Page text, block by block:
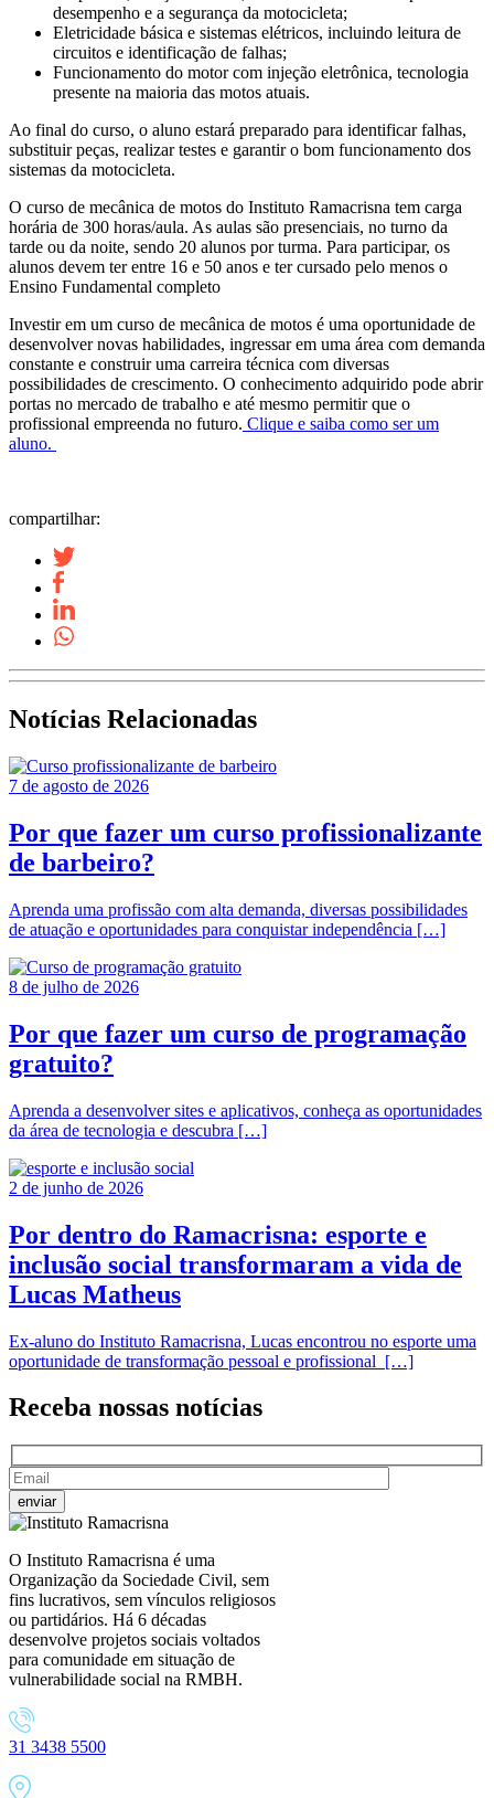
desempenho e a segurança da motocicleta;
Eletricidade básica e sistemas elétricos, incluindo leitura de
circuitos e identificação de falhas;
Funcionamento do motor com injeção eletrônica, tecnologia
presente na maioria das motos atuais.
Ao final do curso, o aluno estará preparado para identificar falhas,
substituir peças, realizar testes e garantir o bom funcionamento dos
sistemas da motocicleta.
O curso de mecânica de motos do Instituto Ramacrisna tem carga
horária de 300 horas/aula. As aulas são presenciais, no turno da
tarde ou da noite, sendo 20 alunos por turma. Para participar, os
alunos devem ter entre 16 e 50 anos e ter cursado pelo menos o
Ensino Fundamental completo
Investir em um curso de mecânica de motos é uma oportunidade de
desenvolver novas habilidades, ingressar em uma área com demanda
constante e construir uma carreira técnica com diversas
possibilidades de crescimento. O conhecimento adquirido pode abrir
portas no mercado de trabalho e até mesmo permitir que o
profissional empreenda no futuro. Clique e saiba como ser um
aluno.
compartilhar:
Notícias Relacionadas
7 de agosto de 2026
Por que fazer um curso profissionalizante
de barbeiro?
Aprenda uma profissão com alta demanda, diversas possibilidades
de atuação e oportunidades para conquistar independência […]
8 de julho de 2026
Por que fazer um curso de programação
gratuito?
Aprenda a desenvolver sites e aplicativos, conheça as oportunidades
da área de tecnologia e descubra […]
2 de junho de 2026
Por dentro do Ramacrisna: esporte e
inclusão social transformaram a vida de
Lucas Matheus
Ex-aluno do Instituto Ramacrisna, Lucas encontrou no esporte uma
oportunidade de transformação pessoal e profissional […]
Receba nossas notícias
O Instituto Ramacrisna é uma
Organização da Sociedade Civil, sem
fins lucrativos, sem vínculos religiosos
ou partidários. Há 6 décadas
desenvolve projetos sociais voltados
para comunidade em situação de
vulnerabilidade social na RMBH.
31 3438 5500